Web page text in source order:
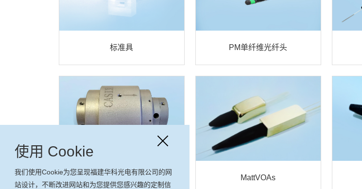
标准具 PM单纤维光纤头
高功率自由空间隔离器 MattVOAs
使用 Cookie
我们使用Cookie为您呈现福建华科光电有限公司的网
站设计，不断改进网站和为您提供您感兴趣的定制信